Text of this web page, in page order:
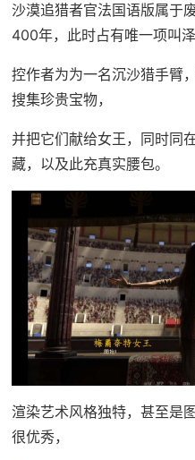
沙漠追猎者官法国语版属于
400年，此时占有唯一项叫
控作者为为一名沉沙猎手臂
搜集珍贵宝物，
并把它们献给女王，同时同
藏，以及此充真实腰包。
渲染艺术风格独特，甚至是
很优秀，